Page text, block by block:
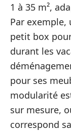
1 à 35 m²,
Par
petit box
durant les
pour ses
modularité
sur mesure,
correspond